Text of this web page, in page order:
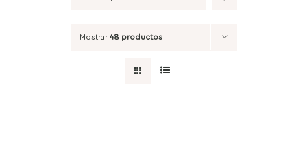
Mostrar48 productos